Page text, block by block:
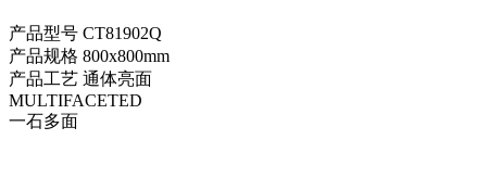
产品型号 CT81902Q
产品规格 800x800mm
产品工艺 通体亮面
MULTIFACETED
一石多面